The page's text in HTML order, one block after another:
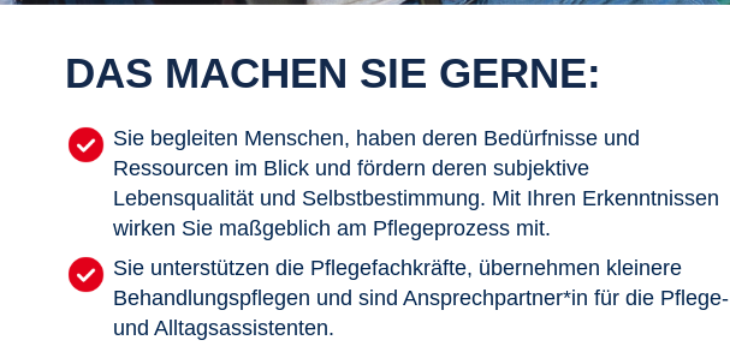
DAS MACHEN SIE GERNE:
Sie begleiten Menschen, haben deren Bedürfnisse und
Ressourcen im Blick und fördern deren subjektive
Lebensqualität und Selbstbestimmung. Mit Ihren Erkenntnissen
wirken Sie maßgeblich am Pflegeprozess mit.
Sie unterstützen die Pflegefachkräfte, übernehmen kleinere
Behandlungspflegen und sind Ansprechpartner*in für die Pflege-
und Alltagsassistenten.